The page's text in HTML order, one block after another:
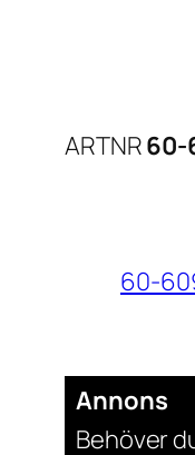
ARTNR60-
60-
Annons
Behöver